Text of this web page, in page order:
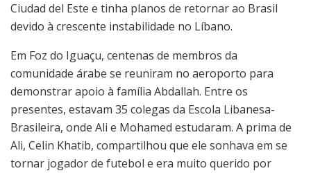
Ciudad del Este e tinha planos de retornar ao Brasil
devido à crescente instabilidade no Líbano.
Em Foz do Iguaçu, centenas de membros da
comunidade árabe se reuniram no aeroporto para
demonstrar apoio à família Abdallah. Entre os
presentes, estavam 35 colegas da Escola Libanesa-
Brasileira, onde Ali e Mohamed estudaram. A prima de
Ali, Celin Khatib, compartilhou que ele sonhava em se
tornar jogador de futebol e era muito querido por